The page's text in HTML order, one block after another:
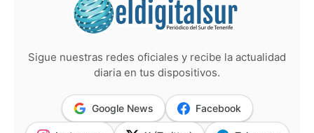
Sigue nuestras redes oficiales y recibe la actualidad
diaria en tus dispositivos.
Google News Facebook